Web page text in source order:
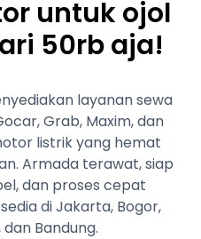
untuk ojol
50rb aja!
layanan sewa
Grab, Maxim, dan
listrik yang hemat
Armada terawat, siap
dan proses cepat
di Jakarta, Bogor,
Bandung.